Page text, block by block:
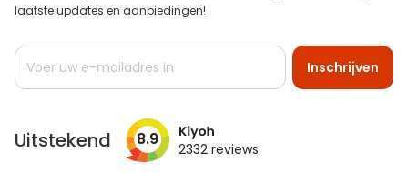
laatste updates en aanbiedingen!
Abonneer
op
Inschrijven
Uitstekend 8.9 2332 reviews